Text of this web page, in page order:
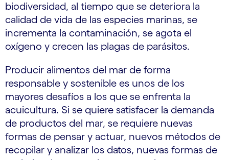
biodiversidad, al tiempo que se deteriora la
calidad de vida de las especies marinas, se
incrementa la contaminación, se agota el
oxígeno y crecen las plagas de parásitos.
Producir alimentos del mar de forma
responsable y sostenible es unos de los
mayores desafíos a los que se enfrenta la
acuicultura. Si se quiere satisfacer la demanda
de productos del mar, se requiere nuevas
formas de pensar y actuar, nuevos métodos de
recopilar y analizar los datos, nuevas formas de